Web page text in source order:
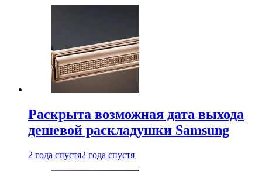
Раскрыта возможная дата выхода
дешевой раскладушки Samsung
2 года спустя2 года спустя